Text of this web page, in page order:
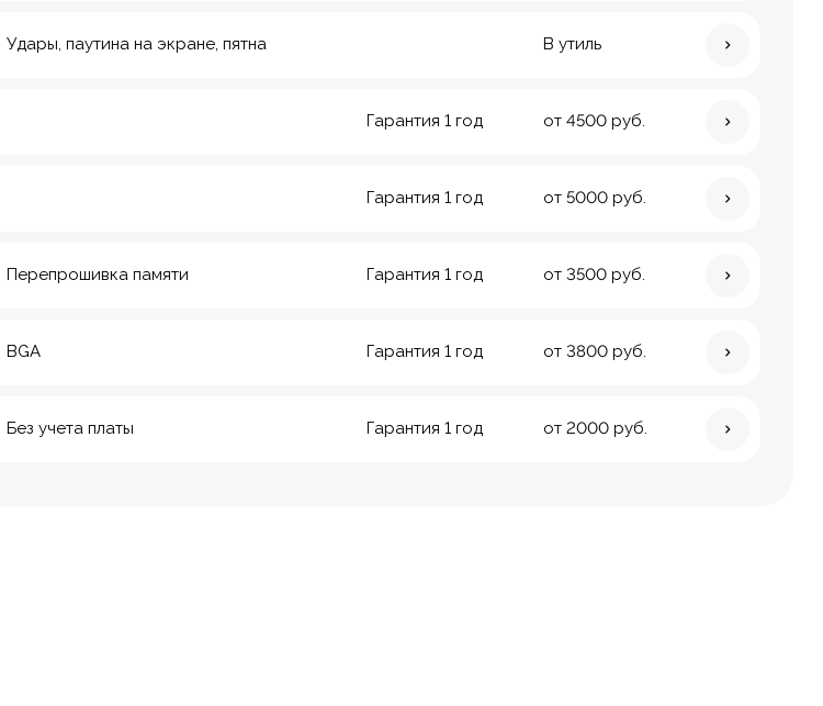
Удары, паутина на экране, пятна В утиль
Гарантия 1 год от 4500 руб.
Гарантия 1 год от 5000 руб.
Перепрошивка памяти Гарантия 1 год от 3500 руб.
BGA Гарантия 1 год от 3800 руб.
Без учета платы Гарантия 1 год от 2000 руб.